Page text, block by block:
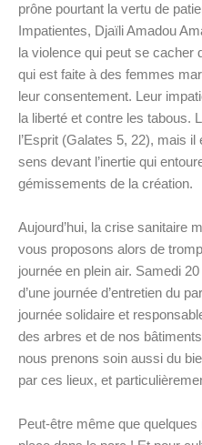
prône pourtant la vertu de
Impatientes, Djaïli Amadou
la violence qui peut se cacher
qui est faite à des femmes
leur consentement. Leur
la liberté et contre les tabous.
l’Esprit (Galates 5, 22), mais
sens devant l’inertie qui
gémissements de la création.
Aujourd’hui, la crise sanitaire
vous proposons alors de
journée en plein air. Samedi
d’une journée d’entretien du
journée solidaire et
des arbres et de nos
nous prenons soin aussi du
par ces lieux, et
Peut-être même que